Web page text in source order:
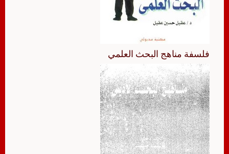
فلسفة مناهج البحث العلمي